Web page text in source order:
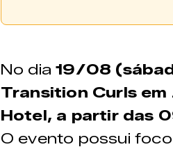
1º lote –
No dia19/08
Transition Curls em
Hotel, a partir das
O evento possui